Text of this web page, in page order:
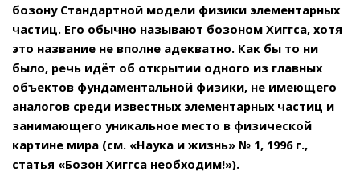
бозону Стандартной модели физики элементарных
частиц. Его обычно называют бозоном Хиггса, хотя
это название не вполне адекватно. Как бы то ни
было, речь идёт об открытии одного из главных
объектов фундаментальной физики, не имеющего
аналогов среди известных элементарных частиц и
занимающего уникальное место в физической
картине мира (см. «Наука и жизнь» № 1, 1996 г.,
статья «Бозон Хиггса необходим!»).